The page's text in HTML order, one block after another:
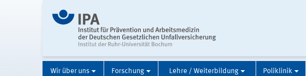
Wir über uns Forschung Lehre / Weiterbildung Poliklinik